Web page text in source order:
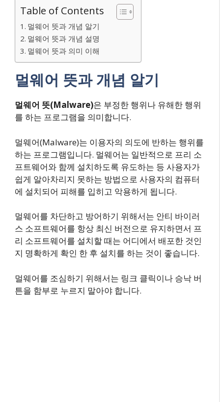
Table of Contents
멀웨어 뜻과 개념 알기
멀웨어 뜻과 개념 설명
멀웨어 뜻과 의미 이해
멀웨어 뜻과 개념 알기
멀웨어 뜻(Malware)은 부정한 행위나 유해한 행위
를 하는 프로그램을 의미합니다.
멀웨어(Malware)는 이용자의 의도에 반하는 행위를
하는 프로그램입니다. 멀웨어는 일반적으로 프리 소
프트웨어와 함께 설치하도록 유도하는 등 사용자가
쉽게 알아차리지 못하는 방법으로 사용자의 컴퓨터
에 설치되어 피해를 입히고 악용하게 됩니다.
멀웨어를 차단하고 방어하기 위해서는 안티 바이러
스 소프트웨어를 항상 최신 버전으로 유지하면서 프
리 소프트웨어를 설치할 때는 어디에서 배포한 것인
지 명확하게 확인 한 후 설치를 하는 것이 좋습니다.
멀웨어를 조심하기 위해서는 링크 클릭이나 승낙 버
튼을 함부로 누르지 말아야 합니다.